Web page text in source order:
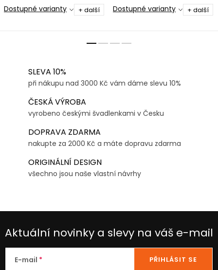
Dostupné varianty + další Dostupné varianty + další
SLEVA 10%
při nákupu nad 3000 Kč vám dáme slevu 10%
ČESKÁ VÝROBA
vyrobeno českými švadlenkami v Česku
DOPRAVA ZDARMA
nakupte za 2000 Kč a máte dopravu zdarma
ORIGINÁLNÍ DESIGN
všechno jsou naše vlastní návrhy
Aktuální novinky a slevy na váš e-mail
E-mail PŘIHLÁSIT SE